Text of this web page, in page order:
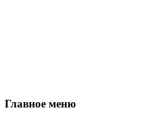
Главное меню